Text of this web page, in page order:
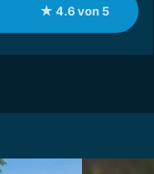
★ 4.6 von 5